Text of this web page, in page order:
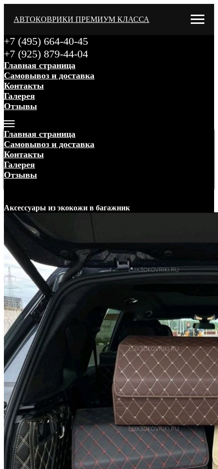
АВТОКОВРИКИ ПРЕМИУМ КЛАССА
+7 (495) 664-40-45
+7 (925) 879-44-04
Главная страница
Самовывоз и доставка
Контакты
Галерея
Отзывы
Главная страница
Самовывоз и доставка
Контакты
Галерея
Отзывы
Аксессуары из экокожи в багажник